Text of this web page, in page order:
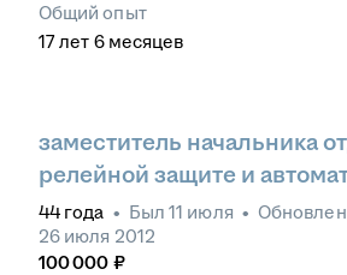
Общий опыт
17лет 6 месяцев
заместитель начальника
релейной защите и
44 года • Был 11 июля •
26 июля 2012
100 000 ₽